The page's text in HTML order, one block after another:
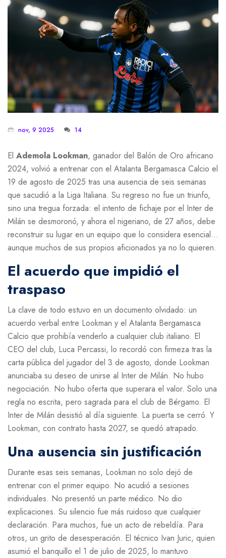
nov, 9 2025 14
El Ademola Lookman, ganador del Balón de Oro africano
2024, volvió a entrenar con el Atalanta Bergamasca Calcio el
19 de agosto de 2025 tras una ausencia de seis semanas
que sacudió a la Liga Italiana. Su regreso no fue un triunfo,
sino una tregua forzada: el intento de fichaje por el Inter de
Milán se desmoronó, y ahora el nigeriano, de 27 años, debe
reconstruir su lugar en un equipo que lo considera esencial…
aunque muchos de sus propios aficionados ya no lo quieren.
El acuerdo que impidió el
traspaso
La clave de todo estuvo en un documento olvidado: un
acuerdo verbal entre Lookman y el Atalanta Bergamasca
Calcio que prohibía venderlo a cualquier club italiano. El
CEO del club, Luca Percassi, lo recordó con firmeza tras la
carta pública del jugador del 3 de agosto, donde Lookman
anunciaba su deseo de unirse al Inter de Milán. No hubo
negociación. No hubo oferta que superara el valor. Solo una
regla no escrita, pero sagrada para el club de Bérgamo. El
Inter de Milán desistió al día siguiente. La puerta se cerró. Y
Lookman, con contrato hasta 2027, se quedó atrapado.
Una ausencia sin justificación
Durante esas seis semanas, Lookman no solo dejó de
entrenar con el primer equipo. No acudió a sesiones
individuales. No presentó un parte médico. No dio
explicaciones. Su silencio fue más ruidoso que cualquier
declaración. Para muchos, fue un acto de rebeldía. Para
otros, un grito de desesperación. El técnico Ivan Juric, quien
asumió el banquillo el 1 de julio de 2025, lo mantuvo